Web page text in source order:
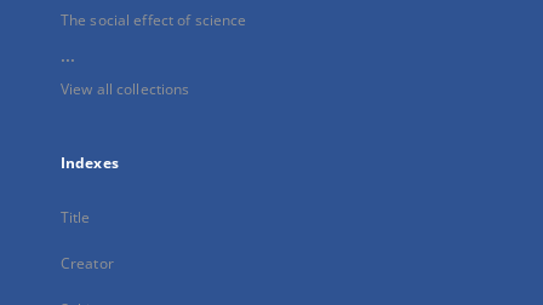
The social effect of science
...
View all collections
Indexes
Title
Creator